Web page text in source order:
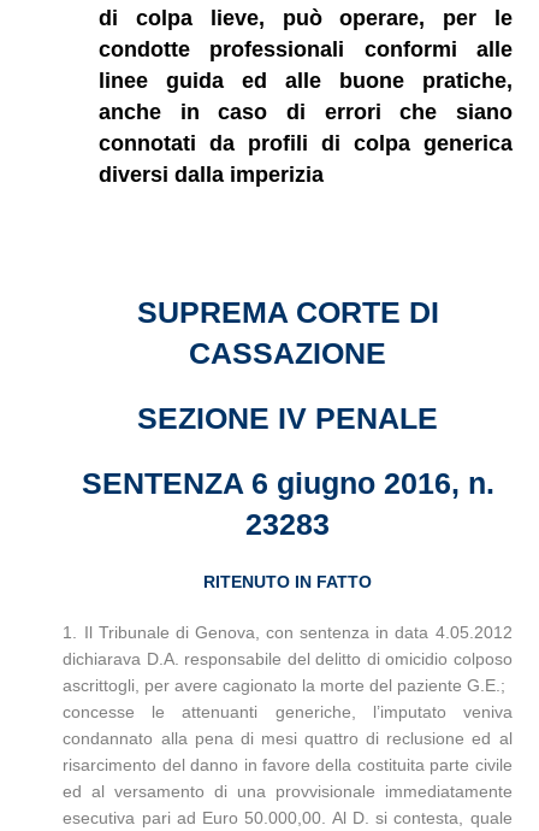
di colpa lieve, può operare, per le
condotte professionali conformi alle
linee guida ed alle buone pratiche,
anche in caso di errori che siano
connotati da profili di colpa generica
diversi dalla imperizia
SUPREMA CORTE DI
CASSAZIONE
SEZIONE IV PENALE
SENTENZA 6 giugno 2016, n.
23283
RITENUTO IN FATTO
1. Il Tribunale di Genova, con sentenza in data 4.05.2012
dichiarava D.A. responsabile del delitto di omicidio colposo
ascrittogli, per avere cagionato la morte del paziente G.E.;
concesse le attenuanti generiche, l’imputato veniva
condannato alla pena di mesi quattro di reclusione ed al
risarcimento del danno in favore della costituita parte civile
ed al versamento di una provvisionale immediatamente
esecutiva pari ad Euro 50.000,00. Al D. si contesta, quale